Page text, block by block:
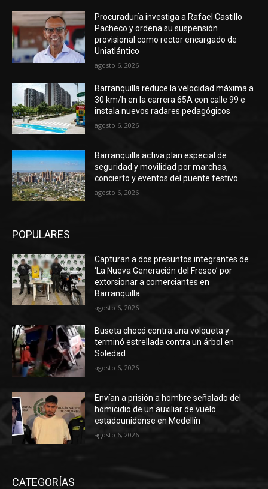
Procuraduría investiga a Rafael Castillo
Pacheco y ordena su suspensión
provisional como rector encargado de
Uniatlántico
agosto 6, 2026
Barranquilla reduce la velocidad máxima a
30 km/h en la carrera 65A con calle 99 e
instala nuevos radares pedagógicos
agosto 6, 2026
Barranquilla activa plan especial de
seguridad y movilidad por marchas,
concierto y eventos del puente festivo
agosto 6, 2026
POPULARES
Capturan a dos presuntos integrantes de
‘La Nueva Generación del Freseo’ por
extorsionar a comerciantes en
Barranquilla
agosto 6, 2026
Buseta chocó contra una volqueta y
terminó estrellada contra un árbol en
Soledad
agosto 6, 2026
Envían a prisión a hombre señalado del
homicidio de un auxiliar de vuelo
estadounidense en Medellín
agosto 6, 2026
CATEGORÍAS